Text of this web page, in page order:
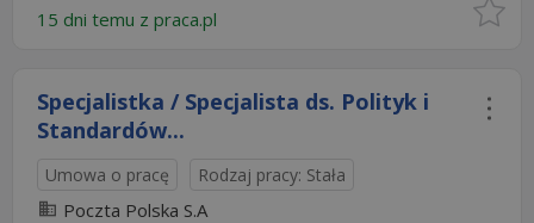
15 dni temu z praca.pl
Specjalistka / Specjalista ds. Polityk i
Standardów...
Umowa o pracę Rodzaj pracy: Stała
Poczta Polska S.A